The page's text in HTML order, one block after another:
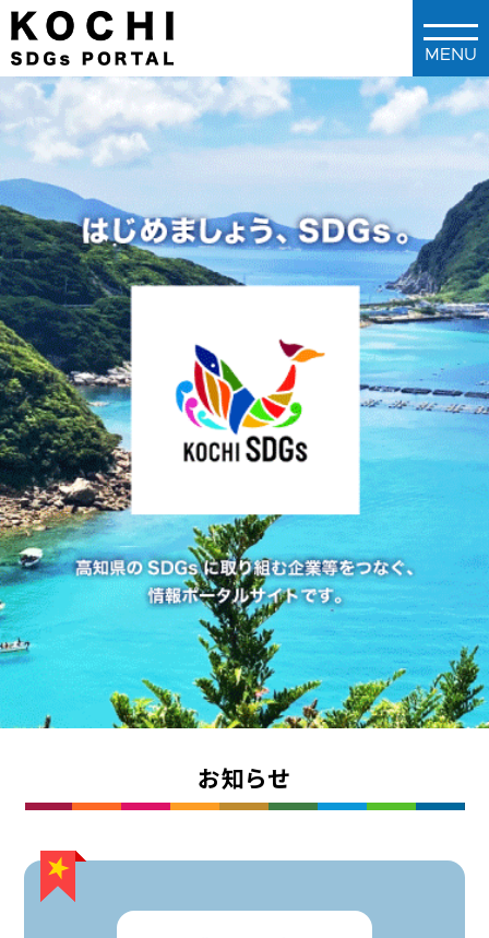
メインコンテンツに移動
お知らせ